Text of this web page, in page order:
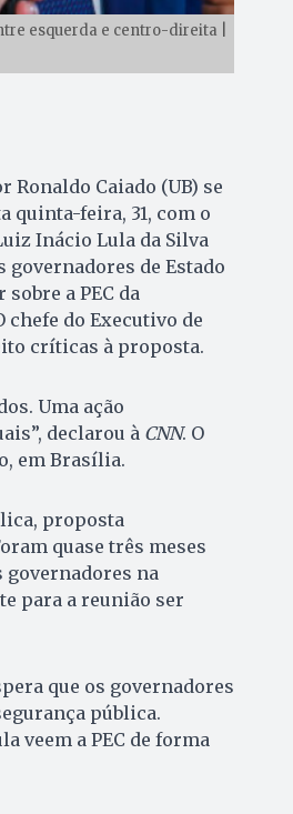
esquerda e centro-direita |
Ronaldo Caiado (UB) se
quinta-feira, 31, com o
Inácio Lula da Silva
governadores de Estado
a PEC da
chefe do Executivo de
críticas à proposta.
Uma ação
declarou à CNN. O
em Brasília.
proposta
quase três meses
governadores na
para a reunião ser
que os governadores
pública.
veem a PEC de forma